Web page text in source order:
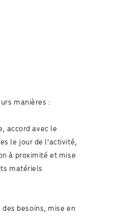
manières :
accord avec le
le jour de l'activité,
à proximité et mise
matériels
besoins, mise en